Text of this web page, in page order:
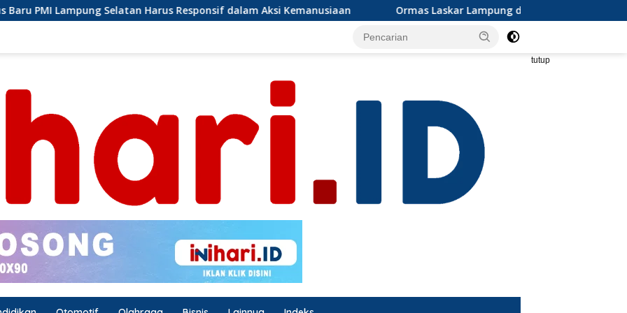
Responsif dalam Aksi Kemanusiaan Ormas Laskar Lampung dan Grib jaya Lampung selatan mengapresiasi
tutup